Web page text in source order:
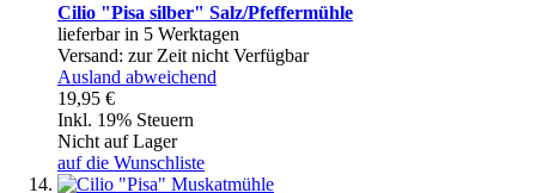
Cilio "Pisa silber" Salz/Pfeffermühle
lieferbar in 5 Werktagen
Versand: zur Zeit nicht Verfügbar
Ausland abweichend
19,95 €
Inkl. 19% Steuern
Nicht auf Lager
auf die Wunschliste